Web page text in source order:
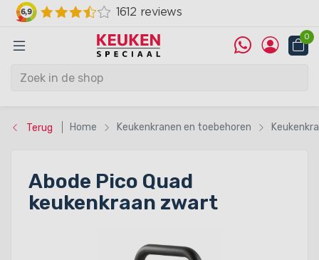
0
Terug Home Keukenkranen en toebehoren
Abode Pico Quad
keukenkraan zwart